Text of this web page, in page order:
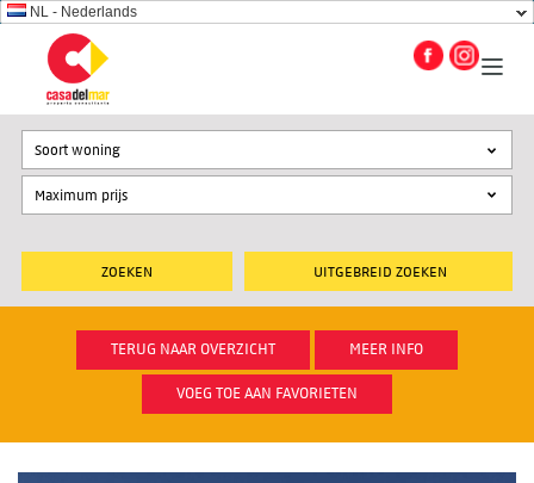
NL - Nederlands
UITGEBREID ZOEKEN
Soort woning
TERUG NAAR OVERZICHT MEER INFO
VOEG TOE AAN FAVORIETEN